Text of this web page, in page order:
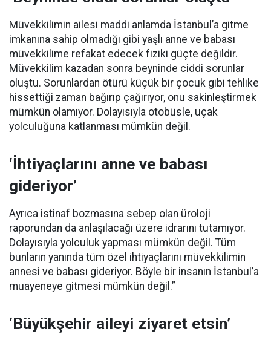
Müvekkilimin ailesi maddi anlamda İstanbul’a gitme
imkanına sahip olmadığı gibi yaşlı anne ve babası
müvekkilime refakat edecek fiziki güçte değildir.
Müvekkilim kazadan sonra beyninde ciddi sorunlar
oluştu. Sorunlardan ötürü küçük bir çocuk gibi tehlike
hissettiği zaman bağırıp çağırıyor, onu sakinleştirmek
mümkün olamıyor. Dolayısıyla otobüsle, uçak
yolculuğuna katlanması mümkün değil.
‘İhtiyaçlarını anne ve babası
gideriyor’
Ayrıca istinaf bozmasına sebep olan üroloji
raporundan da anlaşılacağı üzere idrarını tutamıyor.
Dolayısıyla yolculuk yapması mümkün değil. Tüm
bunların yanında tüm özel ihtiyaçlarını müvekkilimin
annesi ve babası gideriyor. Böyle bir insanın İstanbul’a
muayeneye gitmesi mümkün değil.”
‘Büyükşehir aileyi ziyaret etsin’